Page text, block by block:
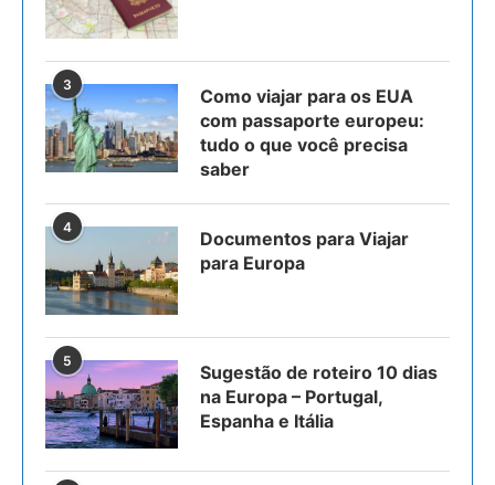
3
Como viajar para os EUA
com passaporte europeu:
tudo o que você precisa
saber
4
Documentos para Viajar
para Europa
5
Sugestão de roteiro 10 dias
na Europa – Portugal,
Espanha e Itália